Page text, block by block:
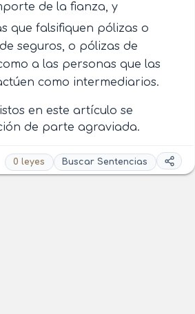
de la fianza, y
que falsifiquen pólizas o
seguros, o pólizas de
a las personas que las
como intermediarios.
en este artículo se
de parte agraviada.
0 leyes Buscar Sentencias